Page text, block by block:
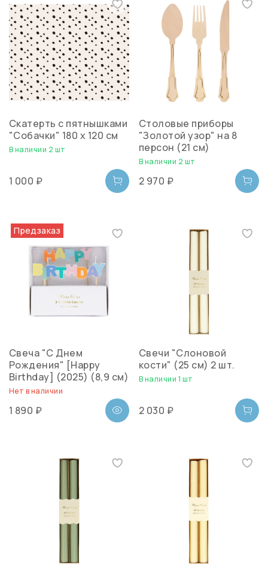
Скатерть с пятнышками
"Собачки" 180 х 120 см
В наличии 2 шт
1 000 ₽
Столовые приборы
"Золотой узор" на 8
персон (21 см)
В наличии 2 шт
2 970 ₽
Предзаказ
Свеча "С Днем
Рождения" [Happy
Birthday] (2025) (8,9 см)
Нет в наличии
1 890 ₽
Свечи "Слоновой
кости" (25 см) 2 шт.
В наличии 1 шт
2 030 ₽